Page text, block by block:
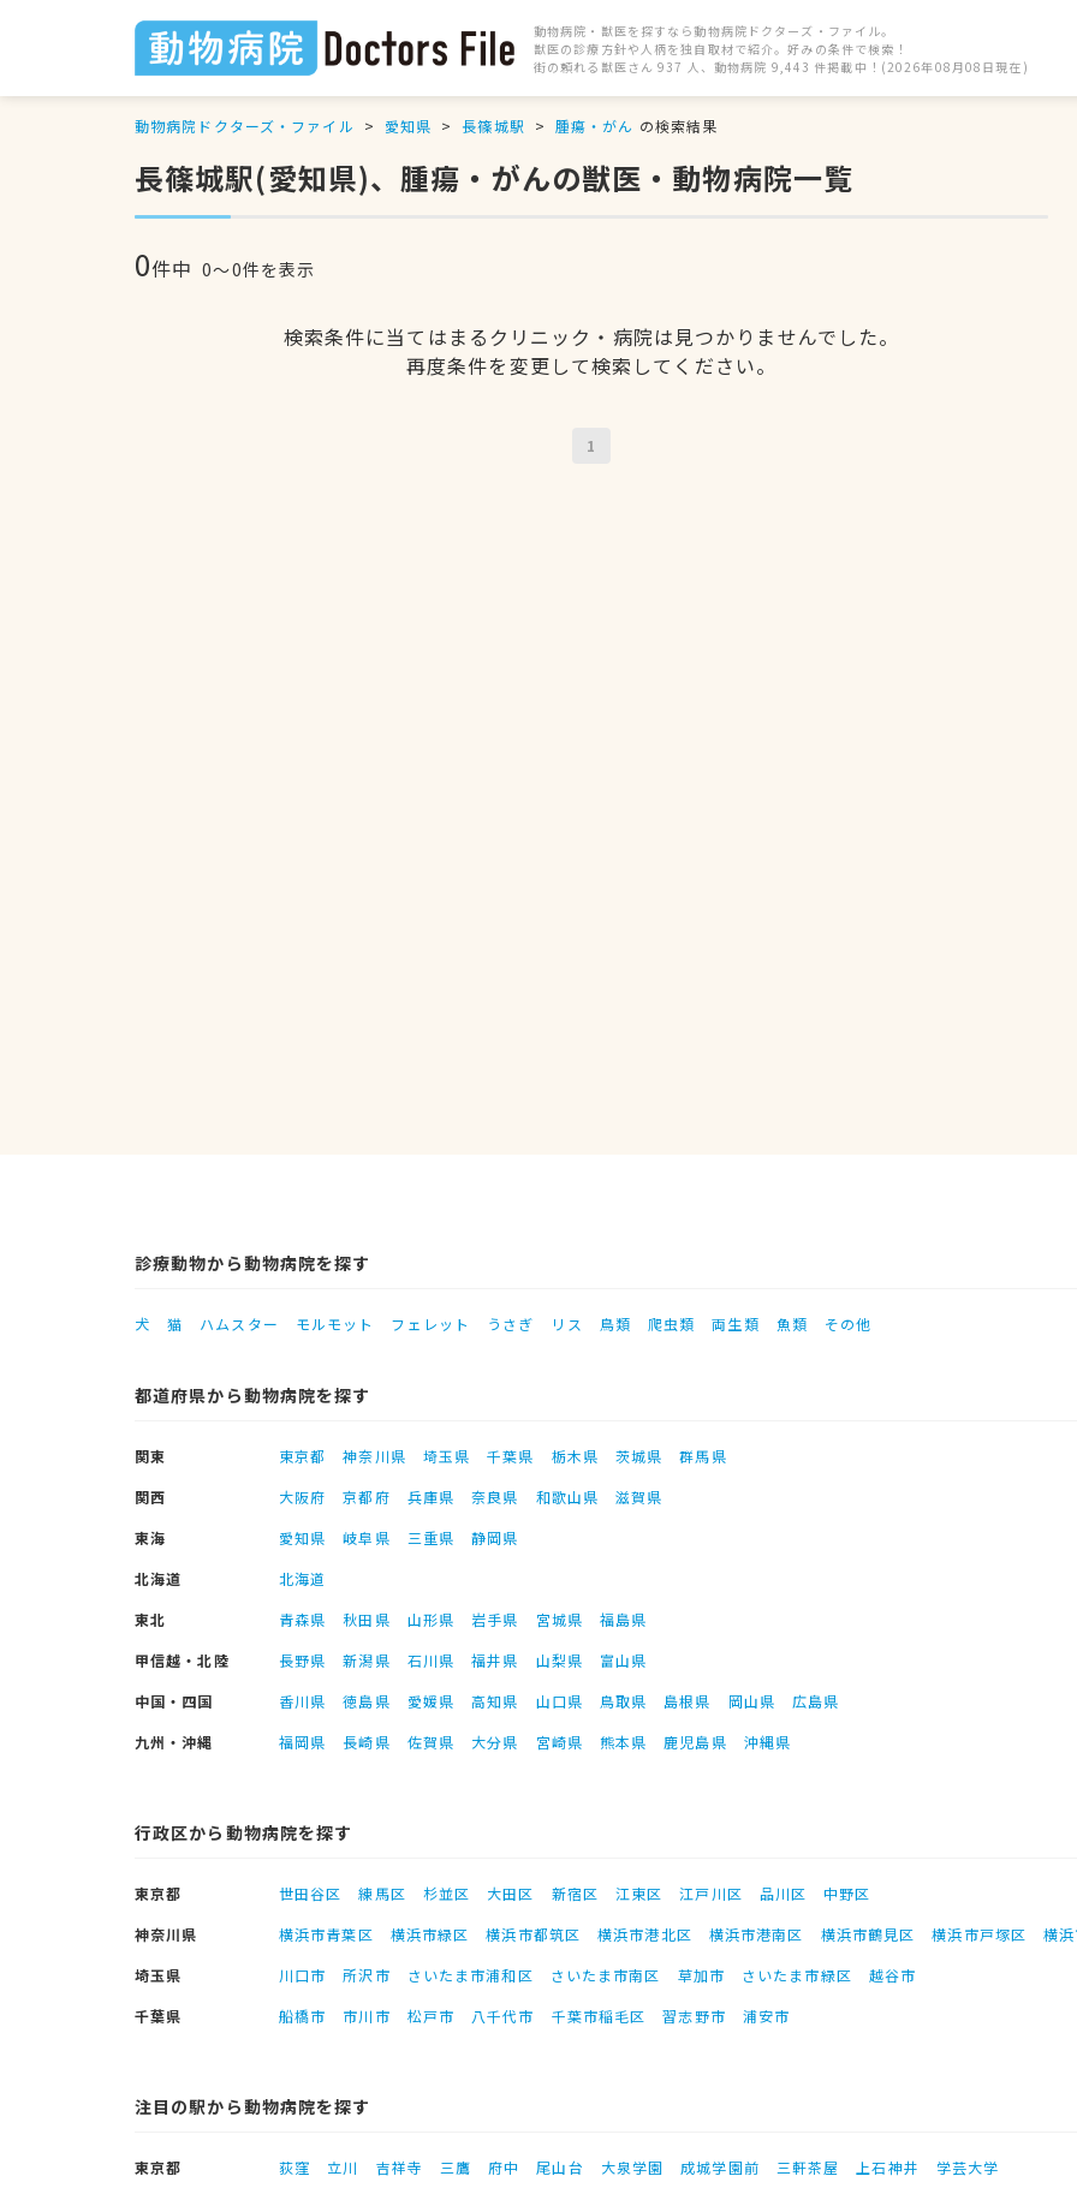
動物病院・獣医を探すなら動物病院ドクターズ・ファイル。
獣医の診療方針や人柄を独自取材で紹介。好みの条件で検索！
街の頼れる獣医さん 937 人、動物病院 9,443 件掲載中！(2026年08月08日現在)
動物病院ドクターズ・ファイル 愛知県 長篠城駅 腫瘍・がん の検索結果
長篠城駅(愛知県)、腫瘍・がんの獣医・動物病院一覧
0件中 0〜0件を表示
検索条件に当てはまるクリニック・病院は見つかりませんでした。
再度条件を変更して検索してください。
1
診療動物から動物病院を探す
犬 猫 ハムスター モルモット フェレット うさぎ リス 鳥類 爬虫類 両生類 魚類 その他
都道府県から動物病院を探す
関東 東京都 神奈川県 埼玉県 千葉県 栃木県 茨城県
群馬県
関西
大阪府 京都府 兵庫県 奈良県 和歌山県
滋賀県
東海
愛知県 岐阜県 三重県
静岡県
北海道
北海道
東北
青森県 秋田県 山形県 岩手県 宮城県
福島県
甲信越・北陸
長野県 新潟県 石川県 福井県 山梨県
富山県
中国・四国
香川県 徳島県 愛媛県 高知県 山口県 鳥取県 島根県 岡山県
広島県
九州・沖縄
福岡県 長崎県 佐賀県 大分県 宮崎県 熊本県 鹿児島県 沖縄県
行政区から動物病院を探す
東京都 世田谷区 練馬区 杉並区 大田区 新宿区 江東区 江戸川区 品川区
中野区
神奈川県
横浜市青葉区 横浜市緑区 横浜市都筑区 横浜市港北区 横浜市港南区 横浜市鶴見区 横浜市戸塚区
横
埼玉県
川口市 所沢市 さいたま市浦和区 さいたま市南区 草加市 さいたま市緑区
越谷市
千葉県
船橋市 市川市 松戸市 八千代市 千葉市稲毛区 習志野市 浦安市
注目の駅から動物病院を探す
東京都 荻窪 立川 吉祥寺 三鷹 府中 尾山台 大泉学園 成城学園前 三軒茶屋 上石神井
学芸大学